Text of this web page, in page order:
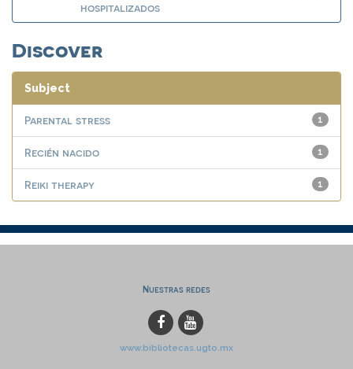
hospitalizados
Discover
Subject
1
Parental stress
1
Recién nacido
1
Reiki therapy
Nuestras redes
www.bibliotecas.ugto.mx